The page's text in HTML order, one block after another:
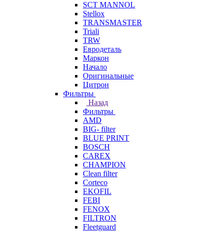
SCT MANNOL
Stellox
TRANSMASTER
Triali
TRW
Евродеталь
Маркон
Начало
Оригинальные
Цитрон
Фильтры
Назад
Фильтры
AMD
BIG- filter
BLUE PRINT
BOSCH
CAREX
CHAMPION
Clean filter
Corteco
EKOFIL
FEBI
FENOX
FILTRON
Fleetguard